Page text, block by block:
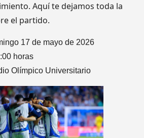
Aquí te dejamos toda la
el partido.
17 de mayo de 2026
horas
Olímpico Universitario